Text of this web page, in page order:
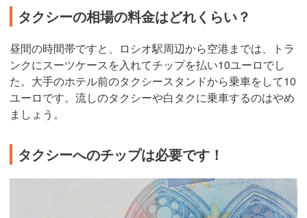
タクシーの相場の料金はどれくらい？
昼間の時間帯ですと、ロシオ駅周辺から空港までは、トラ
ンクにスーツケースを入れてチップを払い10ユーロでし
た。大手のホテル前のタクシースタンドから乗車をして10
ユーロです。流しのタクシーや白タクに乗車するのはやめ
ましょう。
タクシーへのチップは必要です！